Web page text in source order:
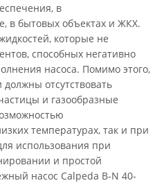
в
в бытовых объектах и ЖКХ.
которые не
способных негативно
насоса. Помимо этого,
отсутствовать
и газообразные
температурах, так и при
использования при
и простой
насос Calpeda B-N 40-